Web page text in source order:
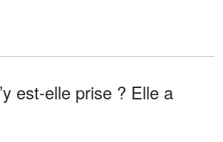
est-elle prise ? Elle a